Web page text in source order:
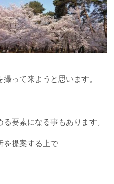
って来ようと思います。
要素になる事もあります。
を提案する上で